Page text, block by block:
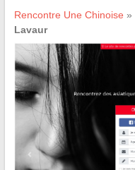
Rencontre Une Chinoise »
Lavaur